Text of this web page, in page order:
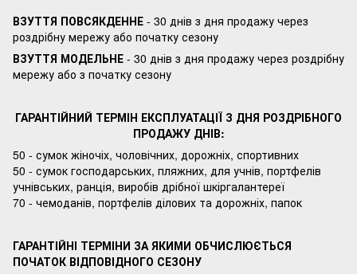
ВЗУТТЯ ПОВСЯКДЕННЕ - 30 днів з дня продажу через
роздрібну мережу або початку сезону
ВЗУТТЯ МОДЕЛЬНЕ - 30 днів з дня продажу через роздрібну
мережу або з початку сезону
ГАРАНТІЙНИЙ ТЕРМІН ЕКСПЛУАТАЦІЇ З ДНЯ РОЗДРІБНОГО
ПРОДАЖУ ДНІВ:
50 - сумок жіночіх, чоловічних, дорожніх, спортивних
50 - сумок господарських, пляжних, для учнів, портфелів
учнівських, ранція, виробів дрібної шкіргалантереї
70 - чемоданів, портфелів ділових та дорожніх, папок
ГАРАНТІЙНІ ТЕРМІНИ ЗА ЯКИМИ ОБЧИСЛЮЄТЬСЯ
ПОЧАТОК ВІДПОВІДНОГО СЕЗОНУ